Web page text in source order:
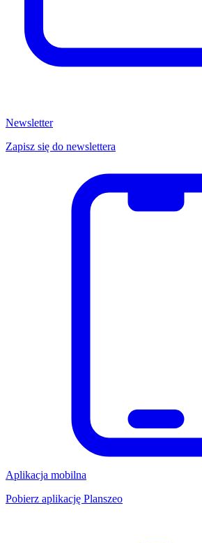
Newsletter
Zapisz się do newslettera
Aplikacja mobilna
Pobierz aplikację Planszeo